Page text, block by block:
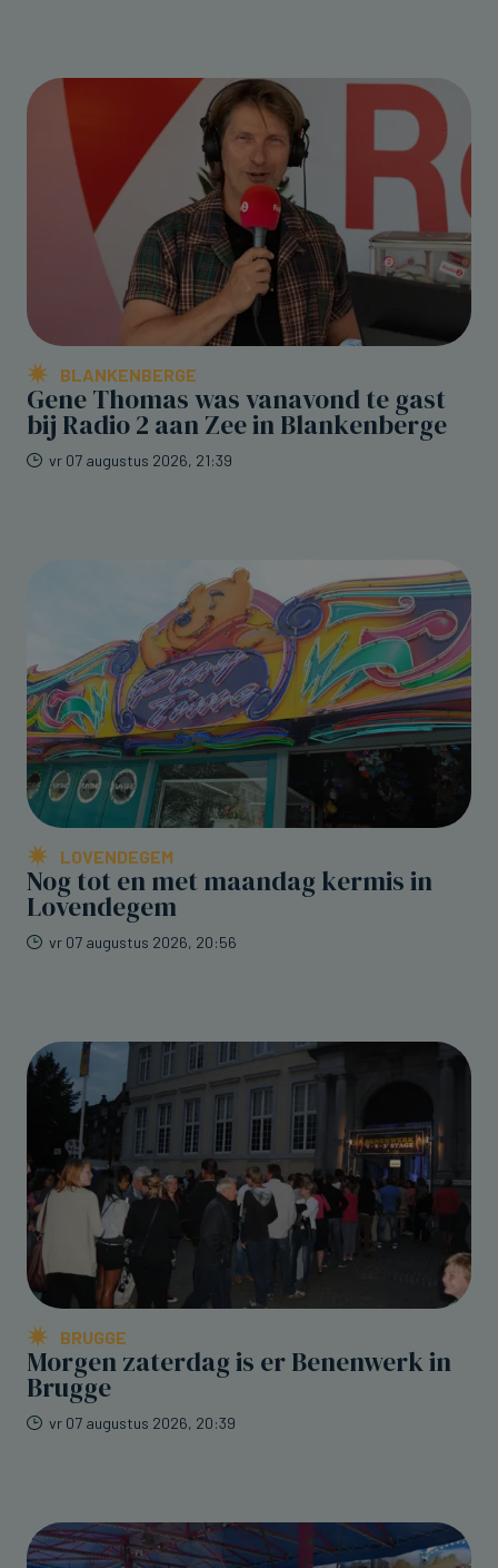
BLANKENBERGE
Gene Thomas was vanavond te gast
bij Radio 2 aan Zee in Blankenberge
vr 07 augustus 2026, 21:39
LOVENDEGEM
Nog tot en met maandag kermis in
Lovendegem
vr 07 augustus 2026, 20:56
BRUGGE
Morgen zaterdag is er Benenwerk in
Brugge
vr 07 augustus 2026, 20:39